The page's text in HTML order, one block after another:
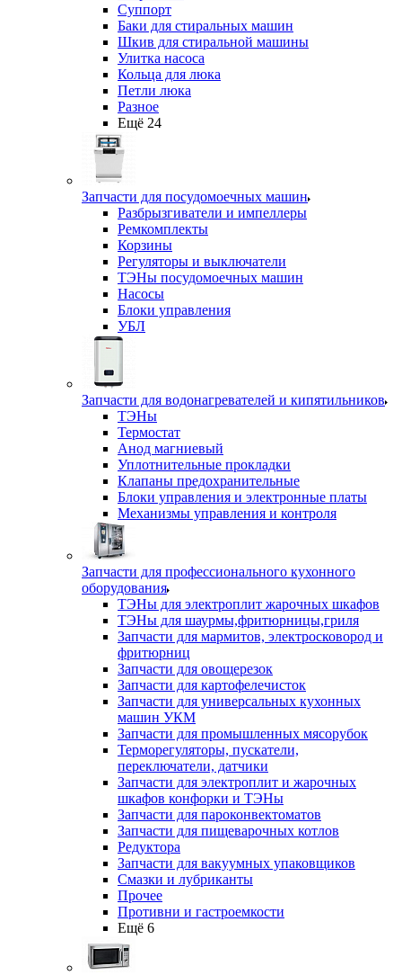
Суппорт
Баки для стиральных машин
Шкив для стиральной машины
Улитка насоса
Кольца для люка
Петли люка
Разное
Ещё 24
Запчасти для посудомоечных машин
Разбрызгиватели и импеллеры
Ремкомплекты
Корзины
Регуляторы и выключатели
ТЭНы посудомоечных машин
Насосы
Блоки управления
УБЛ
Запчасти для водонагревателей и кипятильников
ТЭНы
Термостат
Анод магниевый
Уплотнительные прокладки
Клапаны предохранительные
Блоки управления и электронные платы
Механизмы управления и контроля
Запчасти для профессионального кухонного
оборудования
ТЭНы для электроплит жарочных шкафов
ТЭНы для шаурмы,фритюрницы,гриля
Запчасти для мармитов, электросковород и
фритюрниц
Запчасти для овощерезок
Запчасти для картофелечисток
Запчасти для универсальных кухонных
машин УКМ
Запчасти для промышленных мясорубок
Терморегуляторы, пускатели,
переключатели, датчики
Запчасти для электроплит и жарочных
шкафов конфорки и ТЭНы
Запчасти для пароконвектоматов
Запчасти для пищеварочных котлов
Редуктора
Запчасти для вакуумных упаковщиков
Смазки и лубриканты
Прочее
Противни и гастроемкости
Ещё 6